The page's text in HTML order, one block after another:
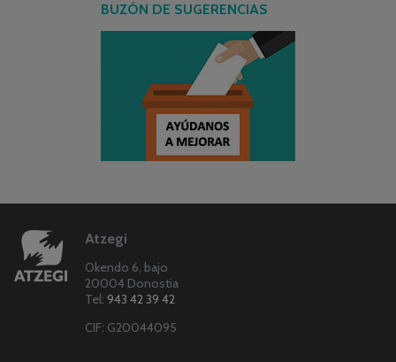
BUZÓN DE SUGERENCIAS
Atzegi
Okendo 6, bajo
20004 Donostia
Tel: 943 42 39 42
CIF: G20044095